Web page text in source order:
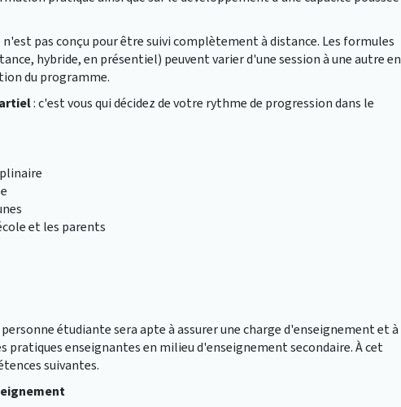
pas conçu pour être suivi complètement à distance. Les formules
hybride, en présentiel) peuvent varier d'une session à une autre en
du programme.
: c'est vous qui décidez de votre rythme de progression dans le
et les parents
étudiante sera apte à assurer une charge d'enseignement et à
pratiques enseignantes en milieu d'enseignement secondaire. À cet
suivantes.